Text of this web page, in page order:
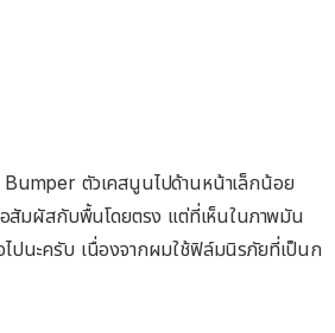
ตัวเคสนูนไปด้านหน้าเล็กน้อย
สัมผัสกับพื้นโดยตรง แต่ที่เห็นในภาพมัน
ไปนะครับ เนื่องจากผมใช้ฟิล์มนิรภัยที่เป็นก